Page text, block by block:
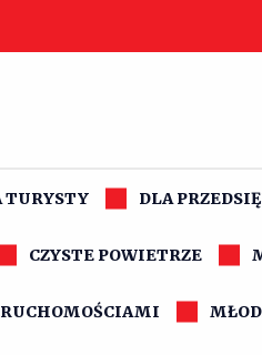
TURYSTY DLA
CZYSTE POWIETRZE